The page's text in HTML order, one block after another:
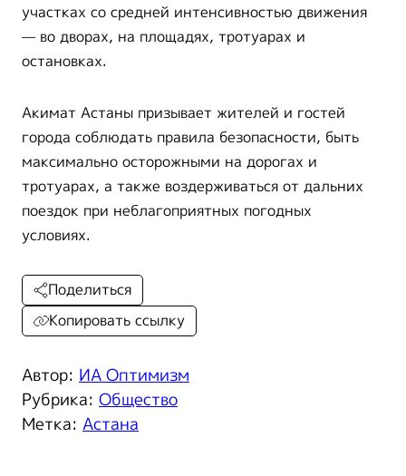
участках со средней интенсивностью движения
— во дворах, на площадях, тротуарах и
остановках.
Акимат Астаны призывает жителей и гостей
города соблюдать правила безопасности, быть
максимально осторожными на дорогах и
тротуарах, а также воздерживаться от дальних
поездок при неблагоприятных погодных
условиях.
Автор: ИА Оптимизм
Рубрика: Общество
Метка: Астана
Поделиться
Копировать ссылку